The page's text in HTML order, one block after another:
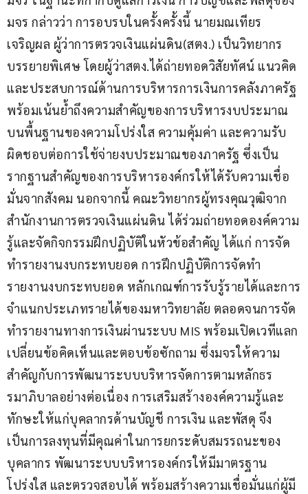
มจร กล่าวว่า การอบรบในครั้งครั้งนี้ นายมณเทียร
เจริญผล ผู้ว่าการตรวจเงินแผ่นดิน(สตง.) เป็นวิทยากร
บรรยายพิเศษ โดยผู้ว่าสตง.ได้ถ่ายทอดวิสัยทัศน์ แนวคิด
และประสบการณ์ด้านการบริหารการเงินการคลังภาครัฐ
พร้อมเน้นย้ำถึงความสำคัญของการบริหารงบประมาณ
บนพื้นฐานของความโปร่งใส ความคุ้มค่า และความรับ
ผิดชอบต่อการใช้จ่ายงบประมาณของภาครัฐ ซึ่งเป็น
รากฐานสำคัญของการบริหารองค์กรให้ได้รับความเชื่อ
มั่นจากสังคม นอกจากนี้ คณะวิทยากรผู้ทรงคุณวุฒิจาก
สำนักงานการตรวจเงินแผ่นดิน ได้ร่วมถ่ายทอดองค์ความ
รู้และจัดกิจกรรมฝึกปฏิบัติในหัวข้อสำคัญ ได้แก่ การจัด
ทำรายงานงบกระทบยอด การฝึกปฏิบัติการจัดทำ
รายงานงบกระทบยอด หลักเกณฑ์การรับรู้รายได้และการ
จำแนกประเภทรายได้ของมหาวิทยาลัย ตลอดจนการจัด
ทำรายงานทางการเงินผ่านระบบ MIS พร้อมเปิดเวทีแลก
เปลี่ยนข้อคิดเห็นและตอบข้อซักถาม ซึ่งมจรให้ความ
สำคัญกับการพัฒนาระบบบริหารจัดการตามหลักธร
รมาภิบาลอย่างต่อเนื่อง การเสริมสร้างองค์ความรู้และ
ทักษะให้แก่บุคลากรด้านบัญชี การเงิน และพัสดุ จึง
เป็นการลงทุนที่มีคุณค่าในการยกระดับสมรรถนะของ
บุคลากร พัฒนาระบบบริหารองค์กรให้มีมาตรฐาน
โปร่งใส และตรวจสอบได้ พร้อมสร้างความเชื่อมั่นแก่ผู้มี